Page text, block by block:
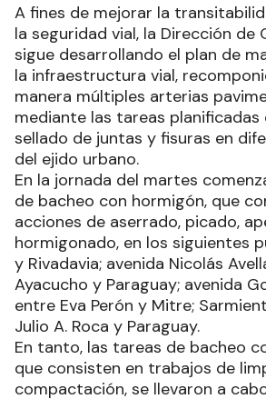
A fines de mejorar la
la seguridad vial, la Dirección de
sigue desarrollando el plan de
la infraestructura vial,
manera múltiples arterias
mediante las tareas planificadas
sellado de juntas y fisuras en
del ejido urbano.
En la jornada del martes
de bacheo con hormigón, que
acciones de aserrado, picado,
hormigonado, en los siguientes
y Rivadavia; avenida Nicolás
Ayacucho y Paraguay; avenida
entre Eva Perón y Mitre;
Julio A. Roca y Paraguay.
En tanto, las tareas de bacheo
que consisten en trabajos de
compactación, se llevaron a